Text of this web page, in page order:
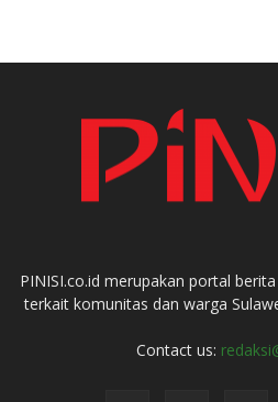
PINISI.co.id merupakan portal
terkait komunitas dan warga
Contact us: